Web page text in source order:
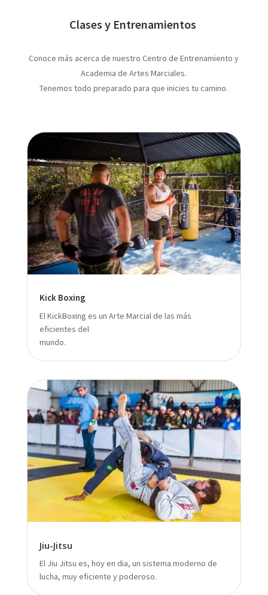
Clases y Entrenamientos
Conoce más acerca de nuestro Centro de Entrenamiento y
Academia de Artes Marciales.
Tenemos todo preparado para que inicies tu camino.
Kick Boxing
El KickBoxing es un Arte Marcial de las más
eficientes del
mundo.
Jiu-Jitsu
El Jiu Jitsu es, hoy en dia, un sistema moderno de
lucha, muy eficiente y poderoso.